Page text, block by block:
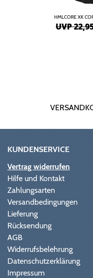
HMLCORE XK
UVP
KUNDENSERVICE
Vertrag widerrufen
Hilfe und Kontakt
Zahlungsarten
Versandbedingungen
Lieferung
Rücksendung
AGB
Widerrufsbelehrung
Datenschutzerklärung
Impressum